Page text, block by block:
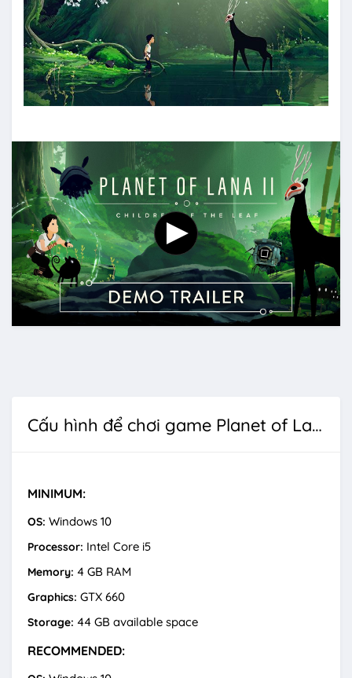
Cấu hình để chơi game Planet of Lana II
MINIMUM:
OS: Windows 10
Processor: Intel Core i5
Memory: 4 GB RAM
Graphics: GTX 660
Storage: 44 GB available space
RECOMMENDED: